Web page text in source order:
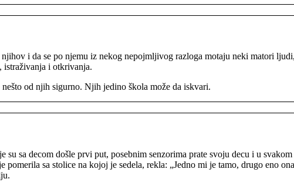
i da se po njemu iz nekog nepojmljivog razloga motaju neki matori
istraživanja i otkrivanja.
od njih sigurno. Njih jedino škola može da iskvari.
sa decom došle prvi put, posebnim senzorima prate svoju decu i u
pomerila sa stolice na kojoj je sedela, rekla: „Jedno mi je tamo, drugo eno